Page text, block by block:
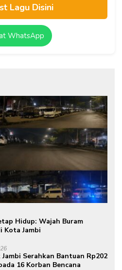
Lagu Disini
WhatsApp
Hidup: Wajah Buram
Kota Jambi
Serahkan Bantuan Rp202
16 Korban Bencana